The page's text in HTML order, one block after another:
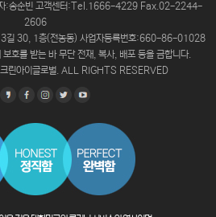
자:송순빈 고객센터:Tel.1666-4229 Fax.02-2244-
2606
길 30, 1층(전농동) 사업자등록번호:660-86-01028
호를 받는 바 무단 전재, 복사, 배포 등을 금합니다.
린아이글로벌. ALL RIGHTS RESERVED